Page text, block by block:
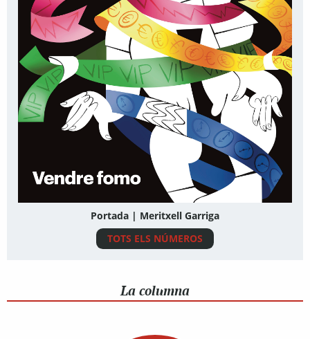
Portada | Meritxell Garriga
TOTS ELS NÚMEROS
La columna